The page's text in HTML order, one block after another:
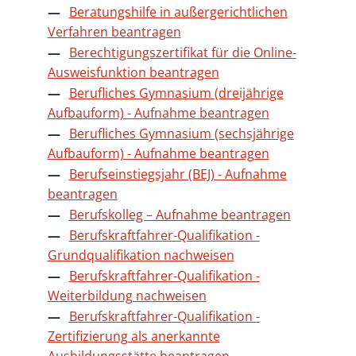
Beratungshilfe in außergerichtlichen
Verfahren beantragen
Berechtigungszertifikat für die Online-
Ausweisfunktion beantragen
Berufliches Gymnasium (dreijährige
Aufbauform) - Aufnahme beantragen
Berufliches Gymnasium (sechsjährige
Aufbauform) - Aufnahme beantragen
Berufseinstiegsjahr (BEJ) - Aufnahme
beantragen
Berufskolleg – Aufnahme beantragen
Berufskraftfahrer-Qualifikation -
Grundqualifikation nachweisen
Berufskraftfahrer-Qualifikation -
Weiterbildung nachweisen
Berufskraftfahrer-Qualifikation -
Zertifizierung als anerkannte